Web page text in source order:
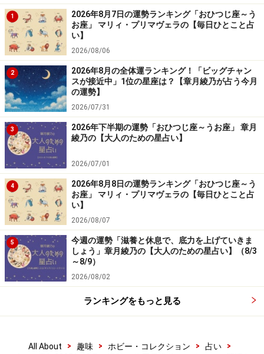
1
2026年8月7日の運勢ランキング「おひつじ座～う
お座」 マリィ・プリマヴェラの【毎日ひとこと占
い】
2026/08/06
2
2026年8月の全体運ランキング！「ビッグチャン
スが接近中」1位の星座は？【章月綾乃が占う今月
の運勢】
2026/07/31
3
2026年下半期の運勢「おひつじ座～うお座」 章月
綾乃の【大人のための星占い】
2026/07/01
4
2026年8月8日の運勢ランキング「おひつじ座～う
お座」 マリィ・プリマヴェラの【毎日ひとこと占
い】
2026/08/07
5
今週の運勢「滋養と休息で、底力を上げていきま
しょう」章月綾乃の【大人のための星占い】（8/3
～8/9）
2026/08/02
ランキングをもっと見る
All About > 趣味 > ホビー・コレクション > 占い
>